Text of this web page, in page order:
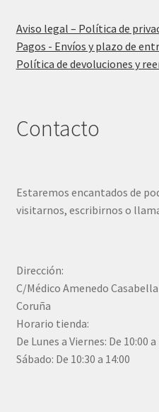
Aviso legal – Política de
Pagos - Envíos y plazo de
Política de devoluciones y
Contacto
Estaremos encantados de
visitarnos, escribirnos o
Dirección:
C/Médico Amenedo
Coruña
Horario tienda:
De Lunes a Viernes: De 10:00
Sábado: De 10:30 a 14:00